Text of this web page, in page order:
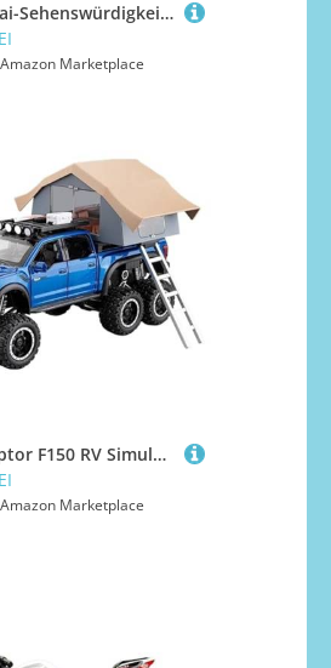
for Shanghai-Sehenswürdigkeiten Modell Malerische Touristensouvenirs Metallhandwerk Heimtextilien Exquisite
Amazon Marketplace
1:32 for Raptor F150 RV Simulation Alloy Camper Model(Blue)
Amazon Marketplace